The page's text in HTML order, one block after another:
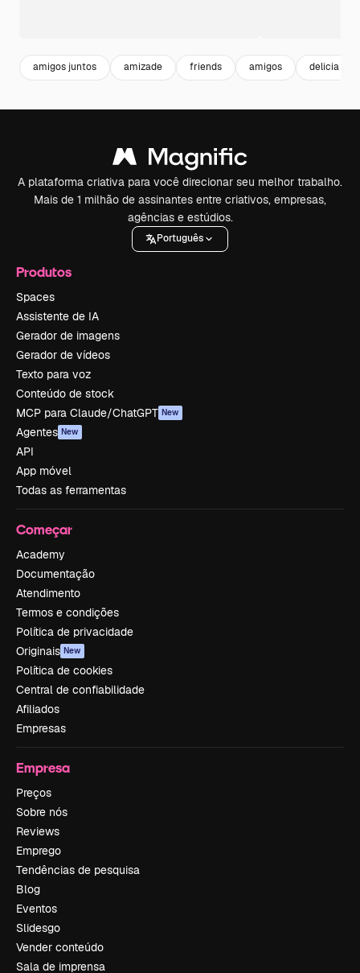
amigos juntos amizade friends amigos delicia
A plataforma criativa para você direcionar seu melhor trabalho.
Mais de 1 milhão de assinantes entre criativos, empresas,
agências e estúdios.
Português
Produtos
Spaces
Assistente de IA
Gerador de imagens
Gerador de vídeos
Texto para voz
Conteúdo de stock
MCP para Claude/ChatGPT New
Agentes New
API
App móvel
Todas as ferramentas
Começar
Academy
Documentação
Atendimento
Termos e condições
Política de privacidade
Originais New
Política de cookies
Central de confiabilidade
Afiliados
Empresas
Empresa
Preços
Sobre nós
Reviews
Emprego
Tendências de pesquisa
Blog
Eventos
Slidesgo
Vender conteúdo
Sala de imprensa